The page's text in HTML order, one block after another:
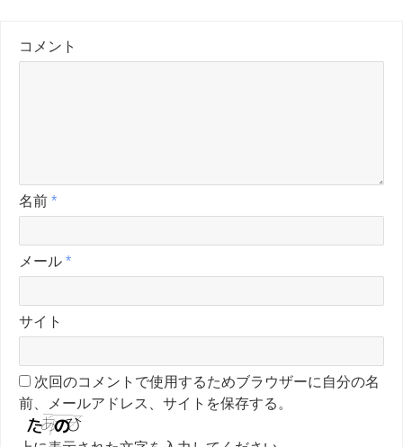
コメント
名前 *
メール *
サイト
次回のコメントで使用するためブラウザーに自分の名
前、メールアドレス、サイトを保存する。